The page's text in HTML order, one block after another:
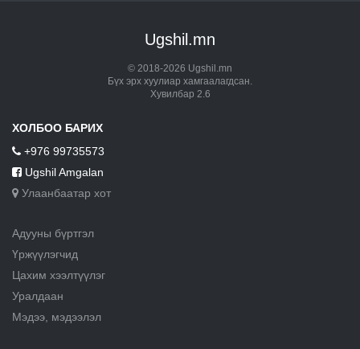
Ugshil.mn
© 2018-2026 Ugshil.mn
Бүх эрх хуулиар хамгаалагдсан.
Хувилбар 2.6
ХОЛБОО БАРИХ
+976 99735573
Ugshil Amgalan
Улаанбаатар хот
Адууны бүртгэл
Үржүүлэгчид
Цахим хээлтүүлэг
Уралдаан
Мэдээ, мэдээлэл